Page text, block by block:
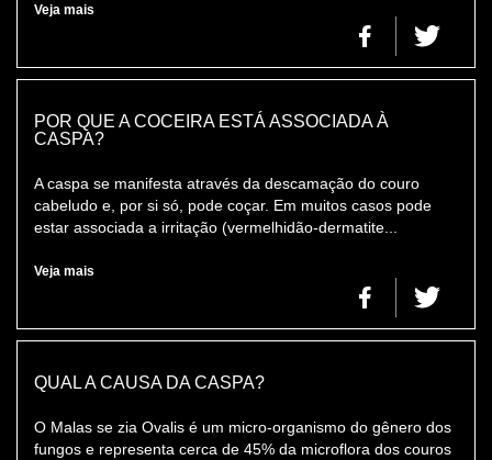
Veja mais
POR QUE A COCEIRA ESTÁ ASSOCIADA À
CASPA?
A caspa se manifesta através da descamação do couro
cabeludo e, por si só, pode coçar. Em muitos casos pode
estar associada a irritação (vermelhidão-dermatite...
Veja mais
QUAL A CAUSA DA CASPA?
O Malas se zia Ovalis é um micro-organismo do gênero dos
fungos e representa cerca de 45% da microflora dos couros